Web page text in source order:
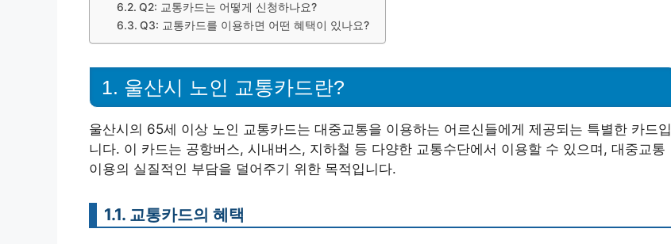
Q2: 교통카드는 어떻게 신청하나요?
Q3: 교통카드를 이용하면 어떤 혜택이 있나요?
1. 울산시 노인 교통카드란?
울산시의 65세 이상 노인 교통카드는 대중교통을 이용하는 어르신들에게 제공되는 특별한 카드입
니다. 이 카드는 공항버스, 시내버스, 지하철 등 다양한 교통수단에서 이용할 수 있으며, 대중교통
이용의 실질적인 부담을 덜어주기 위한 목적입니다.
1.1. 교통카드의 혜택